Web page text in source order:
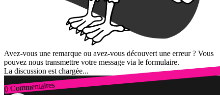
Avez-vous une remarque ou avez-vous découvert une erreur ? Vous
pouvez nous transmettre votre message via le formulaire.
La discussion est chargée...
0 Commentaires
Connexion